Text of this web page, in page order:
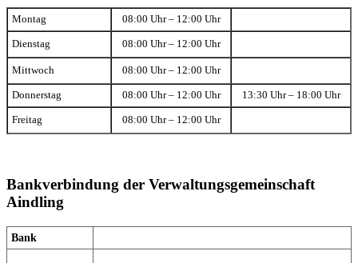
Montag 08:00 Uhr – 12:00 Uhr
Dienstag 08:00 Uhr – 12:00 Uhr
Mittwoch 08:00 Uhr – 12:00 Uhr
Donnerstag 08:00 Uhr – 12:00 Uhr 13:30 Uhr – 18:00 Uhr
Freitag 08:00 Uhr – 12:00 Uhr
Bankverbindung der Verwaltungsgemeinschaft
Aindling
Bank